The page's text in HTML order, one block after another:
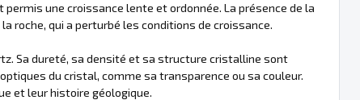
une croissance lente et ordonnée. La présence de la
roche, qui a perturbé les conditions de croissance.
Sa dureté, sa densité et sa structure cristalline sont
du cristal, comme sa transparence ou sa couleur.
et leur histoire géologique.